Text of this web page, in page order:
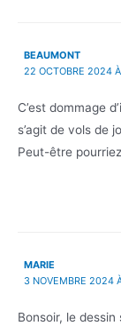
BEAUMONT
22 OCTOBRE 2024
C’est dommage
s’agit de vols de
Peut-être
MARIE
3 NOVEMBRE 2024
Bonsoir, le